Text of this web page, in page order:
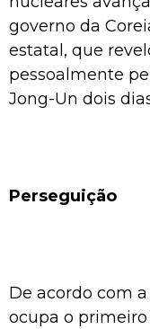
governo da
estatal, que
pessoalmente
Jong-Un dois
Perseguição
De acordo com
ocupa o